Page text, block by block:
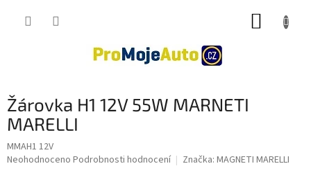
Žárovka H1 12V 55W MARNETI
MARELLI
MMAH1 12V
Průměrné
Neohodnoceno Podrobnosti hodnocení Značka: MAGNETI MARELLI